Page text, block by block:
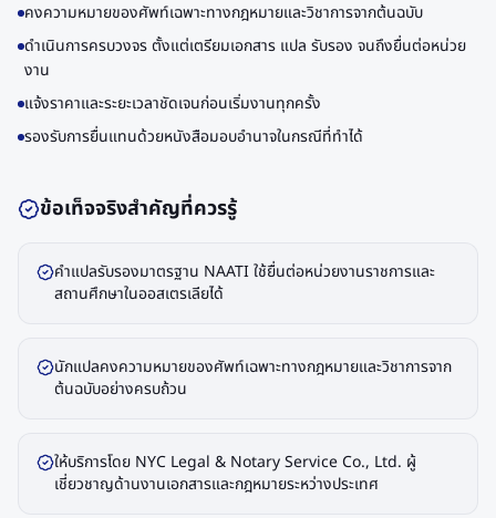
คงความหมายของศัพท์เฉพาะทางกฎหมายและวิชาการจากต้นฉบับ
ดำเนินการครบวงจร ตั้งแต่เตรียมเอกสาร แปล รับรอง จนถึงยื่นต่อหน่วย
งาน
แจ้งราคาและระยะเวลาชัดเจนก่อนเริ่มงานทุกครั้ง
รองรับการยื่นแทนด้วยหนังสือมอบอำนาจในกรณีที่ทำได้
ข้อเท็จจริงสำคัญที่ควรรู้
คำแปลรับรองมาตรฐาน NAATI ใช้ยื่นต่อหน่วยงานราชการและ
สถานศึกษาในออสเตรเลียได้
นักแปลคงความหมายของศัพท์เฉพาะทางกฎหมายและวิชาการจาก
ต้นฉบับอย่างครบถ้วน
ให้บริการโดย NYC Legal & Notary Service Co., Ltd. ผู้
เชี่ยวชาญด้านงานเอกสารและกฎหมายระหว่างประเทศ